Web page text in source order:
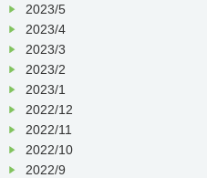
2023/5
2023/4
2023/3
2023/2
2023/1
2022/12
2022/11
2022/10
2022/9